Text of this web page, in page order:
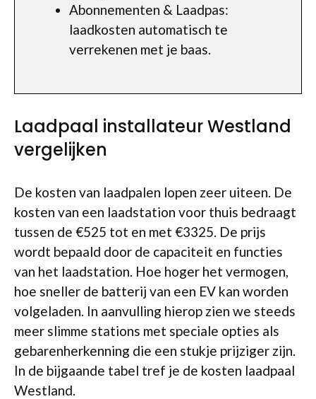
Abonnementen & Laadpas:
laadkosten automatisch te
verrekenen met je baas.
Laadpaal installateur Westland
vergelijken
De kosten van laadpalen lopen zeer uiteen. De
kosten van een laadstation voor thuis bedraagt
tussen de €525 tot en met €3325. De prijs
wordt bepaald door de capaciteit en functies
van het laadstation. Hoe hoger het vermogen,
hoe sneller de batterij van een EV kan worden
volgeladen. In aanvulling hierop zien we steeds
meer slimme stations met speciale opties als
gebarenherkenning die een stukje prijziger zijn.
In de bijgaande tabel tref je de kosten laadpaal
Westland.